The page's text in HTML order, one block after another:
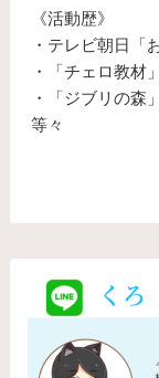
《活動歴》
・テレビ朝日「
・「チェロ教材
・「ジブリの森
等々